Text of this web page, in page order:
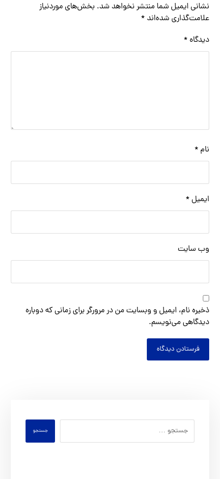
نشانی ایمیل شما منتشر نخواهد شد. بخش‌های موردنیاز
علامت‌گذاری شده‌اند *
دیدگاه *
نام *
ایمیل *
وب‌ سایت
ذخیره نام، ایمیل و وبسایت من در مرورگر برای زمانی که دوباره
دیدگاهی می‌نویسم.
فرستادن دیدگاه
جستجو